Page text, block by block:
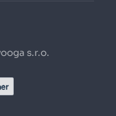
s.r.o.